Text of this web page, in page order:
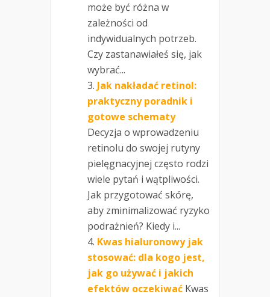
może być różna w
zależności od
indywidualnych potrzeb.
Czy zastanawiałeś się, jak
wybrać...
Jak nakładać retinol:
praktyczny poradnik i
gotowe schematy
Decyzja o wprowadzeniu
retinolu do swojej rutyny
pielęgnacyjnej często rodzi
wiele pytań i wątpliwości.
Jak przygotować skórę,
aby zminimalizować ryzyko
podrażnień? Kiedy i...
Kwas hialuronowy jak
stosować: dla kogo jest,
jak go używać i jakich
efektów oczekiwać Kwas